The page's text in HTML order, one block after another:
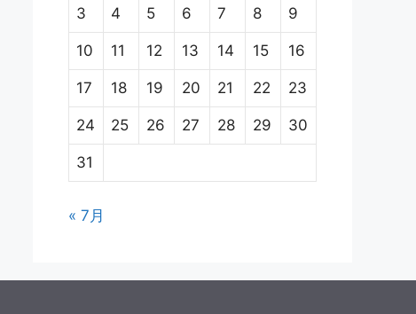
3 4 5 6 7 8 9
10 11 12 13 14 15 16
17 18 19 20 21 22 23
24 25 26 27 28 29 30
31
« 7月